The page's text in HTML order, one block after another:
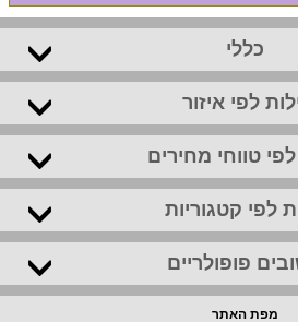
כללי
לפי איזור
לפי טווחי מחירים
לפי קטגוריות
פופולריים
מפת האתר